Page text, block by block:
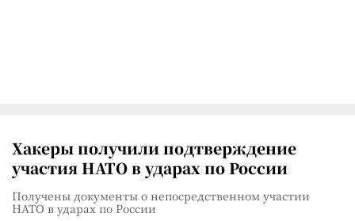
Хакеры получили подтверждение
участия НАТО в ударах по России
Получены документы о непосредственном участии
НАТО в ударах по России